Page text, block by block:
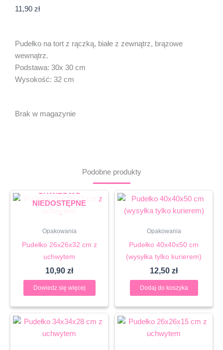
11,90 zł
Pudełko na tort z rączką, białe z zewnątrz, brązowe
wewnątrz.
Podstawa: 30x 30 cm
Wysokość: 32 cm
Brak w magazynie
Podobne produkty
CHWILOWO
NIEDOSTĘPNE
Opakowania
Pudełko 26x26x32 cm z
uchwytem
10,90 zł
Dowiedz się więcej
Opakowania
Pudełko 40x40x50 cm
(wysyłka tylko kurierem)
12,50 zł
Dodaj do koszyka